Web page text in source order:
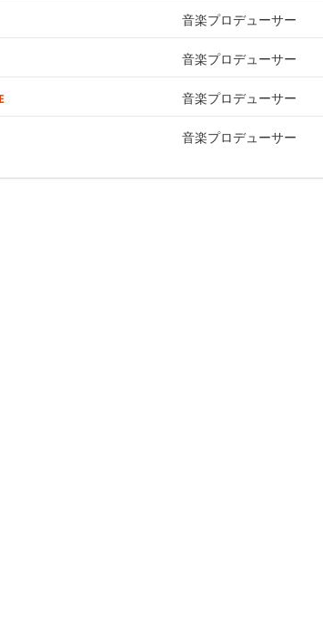
音楽プロデューサー
音楽プロデューサー
音楽プロデューサー
音楽プロデューサー